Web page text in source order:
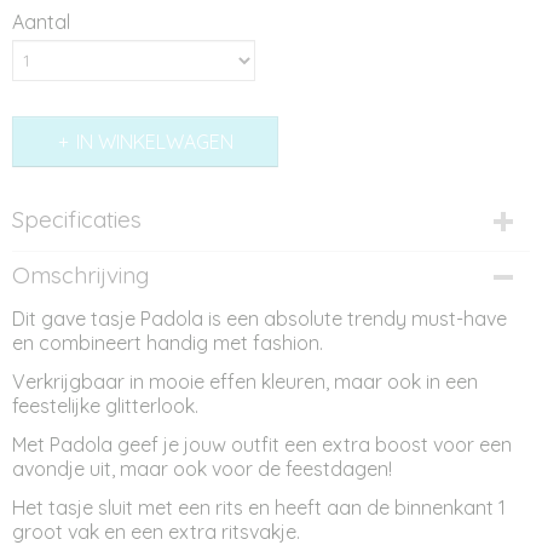
Aantal
IN WINKELWAGEN
Specificaties
Productcode
AT12045
Afmetingen (l,b,h)
21 x 6,50 x 15,50 cm
Omschrijving
Dit gave tasje Padola is een absolute trendy must-have
en combineert handig met fashion.
Verkrijgbaar in mooie effen kleuren, maar ook in een
feestelijke glitterlook.
Met Padola geef je jouw outfit een extra boost voor een
avondje uit, maar ook voor de feestdagen!
Het tasje sluit met een rits en heeft aan de binnenkant 1
groot vak en een extra ritsvakje.